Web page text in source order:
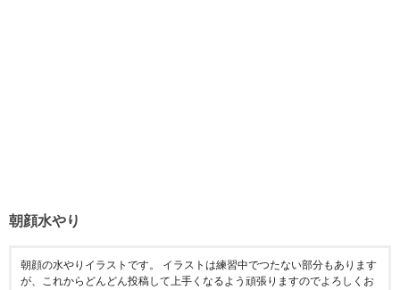
朝顔水やり
朝顔の水やりイラストです。 イラストは練習中でつたない部分もあります
が、これからどんどん投稿して上手くなるよう頑張りますのでよろしくお